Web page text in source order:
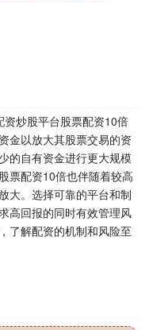
炒股平台股票配资10倍
金以放大其股票交易的资
的自有资金进行更大规模
票配资10倍也伴随着较高
大。选择可靠的平台和制
高回报的同时有效管理风
了解配资的机制和风险至